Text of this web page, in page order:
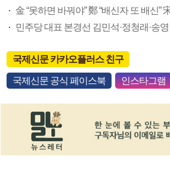
金 “못하면 바꿔야” 鄭 “배신자 또 배신”
민주당 대표 본경선 김민석·정청래·송
국제신문 카카오플러스 친구
국제신문 공식 페이스북 인스타그램